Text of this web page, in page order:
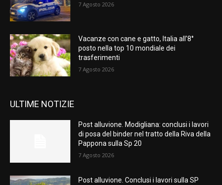
7 Agosto 2026
Vacanze con cane e gatto, Italia all’8°
posto nella top 10 mondiale dei
trasferimenti
7 Agosto 2026
ULTIME NOTIZIE
Post alluvione. Modigliana: conclusi i lavori
di posa del binder nel tratto della Riva della
Pappona sulla Sp 20
7 Agosto 2026
Post alluvione. Conclusi i lavori sulla SP